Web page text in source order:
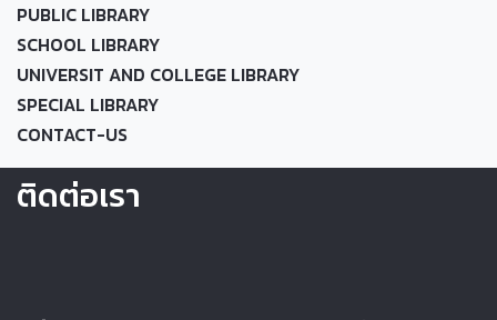
PUBLIC LIBRARY
SCHOOL LIBRARY
UNIVERSIT AND COLLEGE LIBRARY
SPECIAL LIBRARY
CONTACT-US
ติดต่อเรา